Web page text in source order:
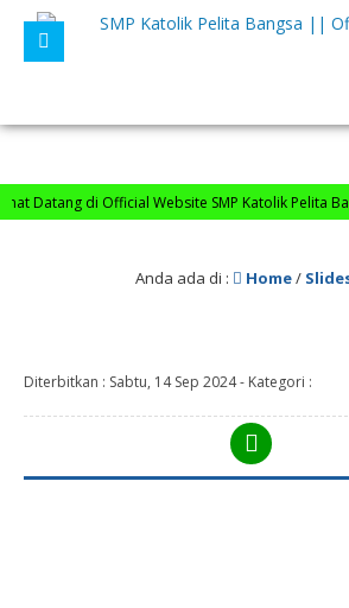
Datang di Official Website SMP Katolik Pelita
Anda ada di : Home/
Diterbitkan : Sabtu, 14 Sep 2024- Kategori :